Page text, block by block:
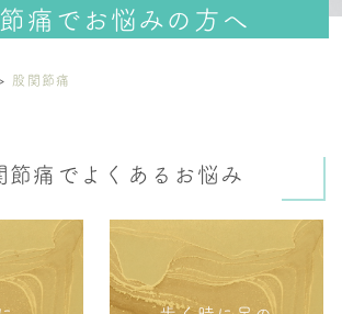
痛でお悩みの方へ
股関節痛
節痛でよくあるお悩み